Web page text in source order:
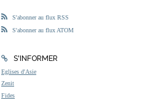
S'abonner au flux RSS
S'abonner au flux ATOM
S'INFORMER
Eglises d'Asie
Zenit
Fides